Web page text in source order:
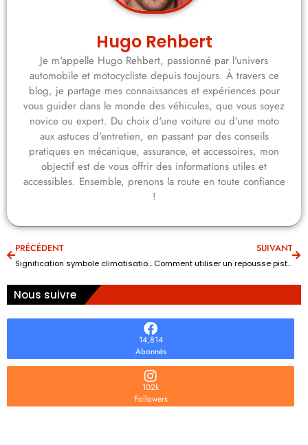
Hugo Rehbert
Je m'appelle Hugo Rehbert, passionné par l'univers
automobile et motocycliste depuis toujours. À travers ce
blog, je partage mes connaissances et expériences pour
vous guider dans le monde des véhicules, que vous soyez
novice ou expert. Du choix d'une voiture ou d'une moto
aux astuces d'entretien, en passant par des conseils
pratiques en mécanique, assurance, et accessoires, mon
objectif est de vous offrir des informations utiles et
accessibles. Ensemble, prenons la route en toute confiance
!
PRÉCÉDENT
Signification symbole climatisation voiture : le sens et quand l’activer ?
SUIVANT
Comment utiliser un repousse piston : la méthode sûre pour éviter les risques
Nous suivre
14,814
Abonnés
102k
Followers